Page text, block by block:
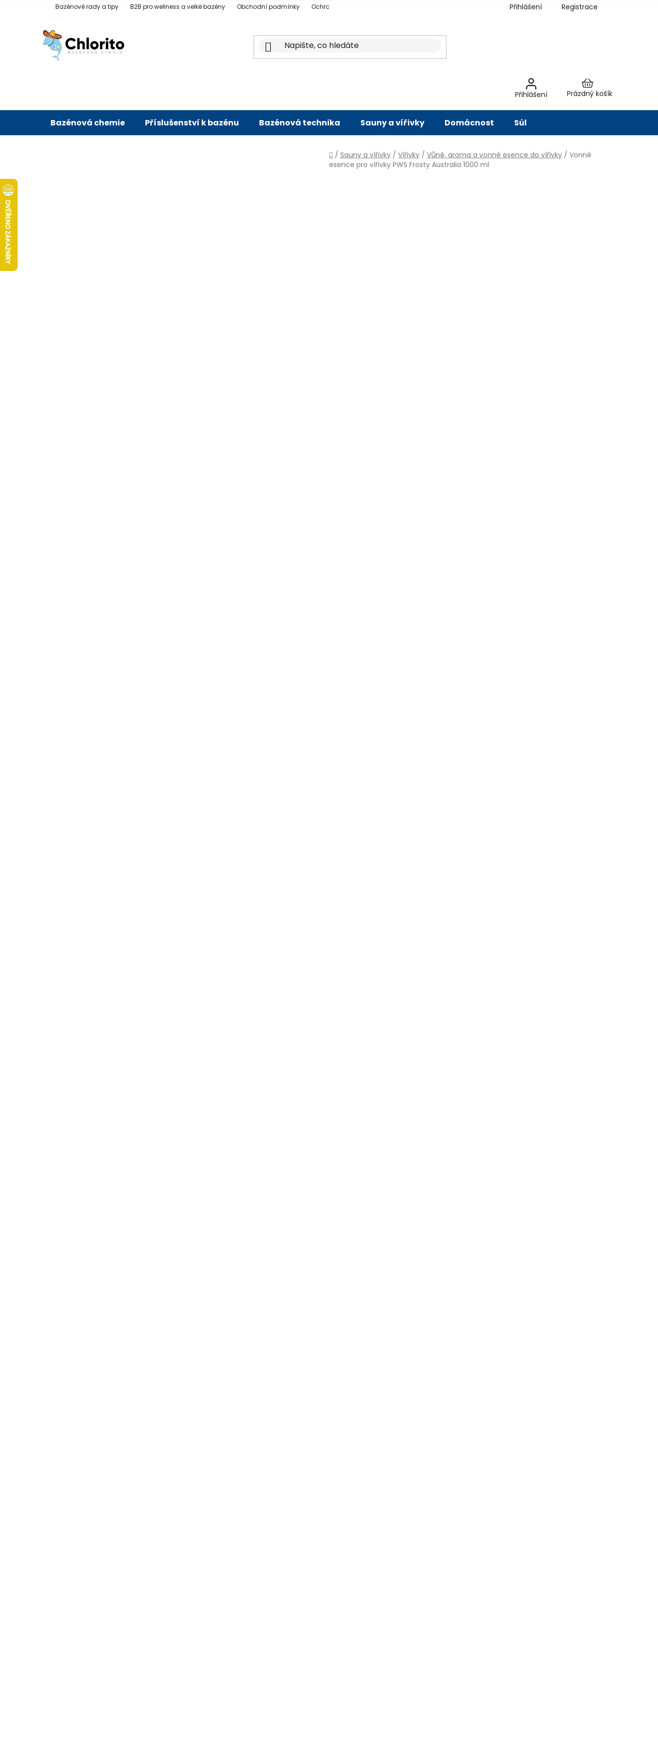
Bazénové rady a tipy B2B pro wellness a velké bazény Obchodní podmínky Ochrana osobních údajů Hodnocení obchodu Slovník pojmů Péče o vodu
Přihlášení Registrace
Přihlášení
Nákupní
Prázdný košík
Bazénová chemie Příslušenství k bazénu Bazénová technika Sauny a vířivky Domácnost Sůl
Domů
/ Sauny a vířivky / Vířivky / Vůně, aroma a vonné esence do vířivky / Vonné
esence pro vířivky PWS Frosty Australia 1000 ml